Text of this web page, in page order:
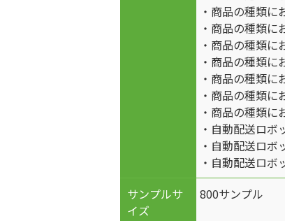
・商品の種類に
・商品の種類に
・商品の種類に
・商品の種類に
・商品の種類に
・商品の種類に
・商品の種類に
・自動配送ロボ
・自動配送ロボ
・自動配送ロ
サンプルサ
イズ
800サンプル